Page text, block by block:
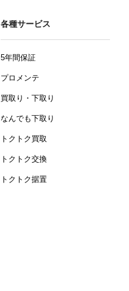
各種サービス
5年間保証
プロメンテ
買取り・下取り
なんでも下取り
トクトク買取
トクトク交換
トクトク据置